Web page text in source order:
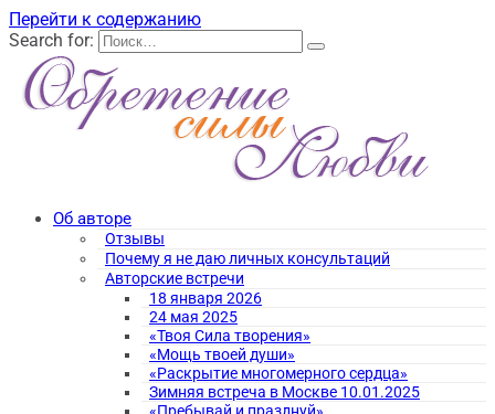
Перейти к содержанию
Search for:
Об авторе
Отзывы
Почему я не даю личных консультаций
Авторские встречи
18 января 2026
24 мая 2025
«Твоя Сила творения»
«Мощь твоей души»
«Раскрытие многомерного сердца»
Зимняя встреча в Москве 10.01.2025